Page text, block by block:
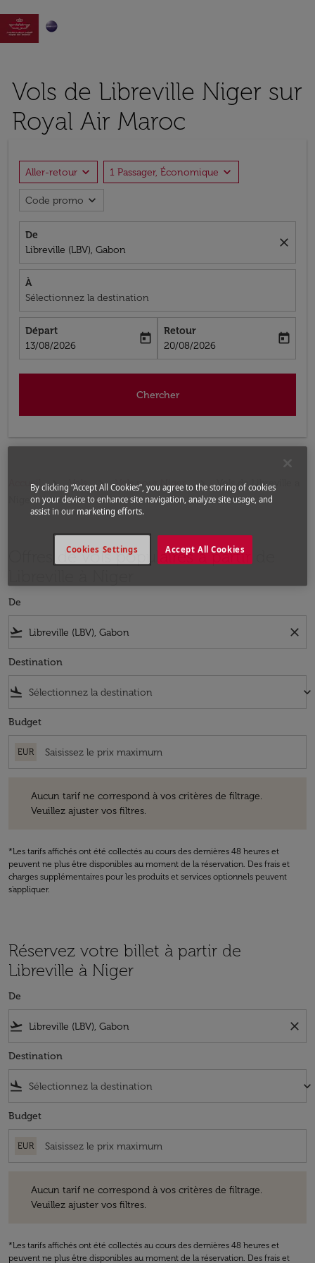

Vols de Libreville Niger sur
Royal Air Maroc
Aller-retour expand_more 1 Passager, Économique expand_more
Code promo expand_more
De
Libreville (LBV), Gabon
close
À
Sélectionnez la destination
Départ
fc-booking-departure-date-aria-label
13/08/2026
today
Retour
fc-booking-return-date-aria-label
20/08/2026
today
Chercher
Accueil Vols Vols pour Niger
Vols de Libreville a
Niger
Offres de vols populaires à partir de
De
flight_takeoff close
Destination
flight_land keyboard_arrow_down
Budget
EUR
Aucun tarif ne correspond à vos critères de filtrage.
Veuillez ajuster vos filtres.
*Les tarifs affichés ont été collectés au cours des dernières 48 heures et
peuvent ne plus être disponibles au moment de la réservation. Des frais et
charges supplémentaires pour les produits et services optionnels peuvent
s'appliquer.
Réservez votre billet à partir de
Libreville à Niger
De
flight_takeoff close
Destination
flight_land keyboard_arrow_down
Budget
EUR
Aucun tarif ne correspond à vos critères de filtrage.
Veuillez ajuster vos filtres.
*Les tarifs affichés ont été collectés au cours des dernières 48 heures et
peuvent ne plus être disponibles au moment de la réservation. Des frais et
By clicking “Accept All Cookies”, you agree to the storing of cookies
on your device to enhance site navigation, analyze site usage, and
assist in our marketing efforts.
Accept All Cookies
Cookies Settings